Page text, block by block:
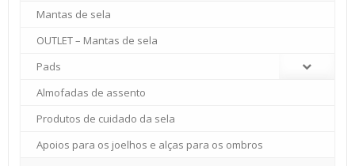
Mantas de sela
OUTLET – Mantas de sela
Pads
Almofadas de assento
Produtos de cuidado da sela
Apoios para os joelhos e alças para os ombros